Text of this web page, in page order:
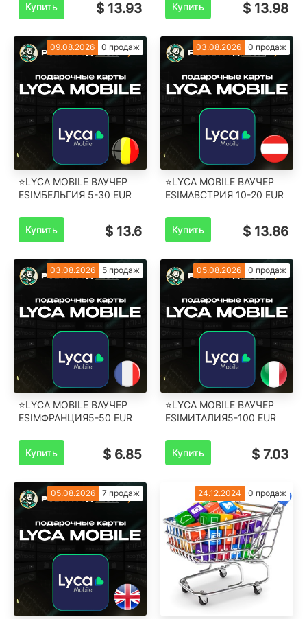
Купить
$ 13.93 Купить $ 13.98
09.08.2026 0 продаж
⭐LYCA MOBILE ВАУЧЕР
ESIM️БЕЛЬГИЯ ️5-30 EUR
Купить $ 13.6
03.08.2026 0 продаж
⭐LYCA MOBILE ВАУЧЕР
ESIM️АВСТРИЯ ️10-20 EUR
Купить $ 13.86
03.08.2026 5 продаж
⭐LYCA MOBILE ВАУЧЕР
ESIM️ФРАНЦИЯ️5-50 EUR
Купить $ 6.85
05.08.2026 0 продаж
⭐LYCA MOBILE ВАУЧЕР
ESIM️ИТАЛИЯ️5-100 EUR
Купить $ 7.03
05.08.2026 7 продаж 24.12.2024 0 продаж